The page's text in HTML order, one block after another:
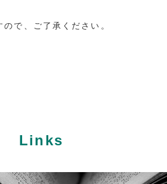
で、ご了承ください。
Links